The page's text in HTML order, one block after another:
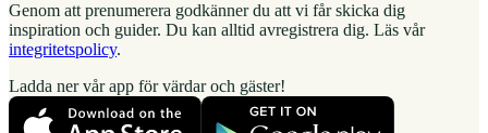
Genom att prenumerera godkänner du att vi får skicka dig
inspiration och guider. Du kan alltid avregistrera dig. Läs vår
integritetspolicy.
Ladda ner vår app för värdar och gäster!